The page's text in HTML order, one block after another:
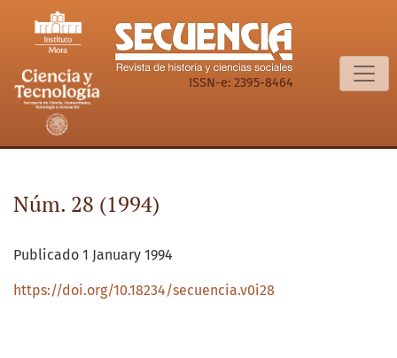
Núm. 28 (1994): enero - abril
ISSN-e: 2395-8464
Núm. 28 (1994)
Publicado 1 January 1994
https://doi.org/10.18234/secuencia.v0i28